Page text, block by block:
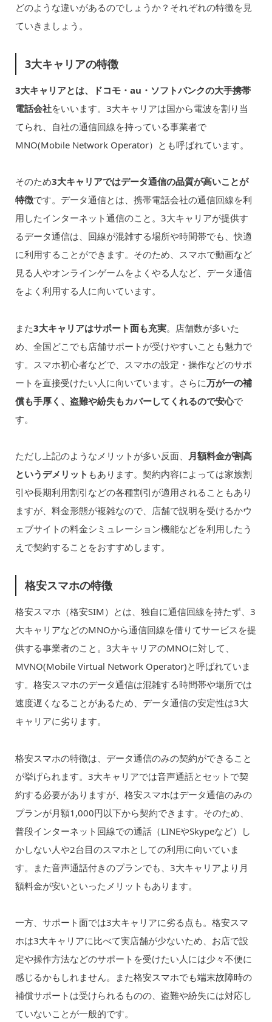
どのような違いがあるのでしょうか？それぞれの特徴を見
ていきましょう。
3大キャリアの特徴
3大キャリアとは、ドコモ・au・ソフトバンクの大手携帯
電話会社をいいます。3大キャリアは国から電波を割り当
てられ、自社の通信回線を持っている事業者で
MNO(Mobile Network Operator）とも呼ばれています。
そのため3大キャリアではデータ通信の品質が高いことが
特徴です。データ通信とは、携帯電話会社の通信回線を利
用したインターネット通信のこと。3大キャリアが提供す
るデータ通信は、回線が混雑する場所や時間帯でも、快適
に利用することができます。そのため、スマホで動画など
見る人やオンラインゲームをよくやる人など、データ通信
をよく利用する人に向いています。
また3大キャリアはサポート面も充実。店舗数が多いた
め、全国どこでも店舗サポートが受けやすいことも魅力で
す。スマホ初心者などで、スマホの設定・操作などのサポ
ートを直接受けたい人に向いています。さらに万が一の補
償も手厚く、盗難や紛失もカバーしてくれるので安心で
す。
ただし上記のようなメリットが多い反面、
月額料金が割高
というデメリット もあります。契約内容によっては家族割
引や長期利用割引などの各種割引が適用されることもあり
ますが、料金形態が複雑なので、店舗で説明を受けるかウ
ェブサイトの料金シミュレーション機能などを利用したう
えで契約することをおすすめします。
格安スマホの特徴
格安スマホ（格安SIM）とは、独自に通信回線を持たず、3
大キャリアなどのMNOから通信回線を借りてサービスを提
供する事業者のこと。3大キャリアのMNOに対して、
MVNO(Mobile Virtual Network Operator)と呼ばれていま
す。格安スマホのデータ通信は混雑する時間帯や場所では
速度遅くなることがあるため、データ通信の安定性は3大
キャリアに劣ります。
格安スマホの特徴は、データ通信のみの契約ができること
が挙げられます。3大キャリアでは音声通話とセットで契
約する必要がありますが、格安スマホはデータ通信のみの
プランが月額1,000円以下から契約できます。そのため、
普段インターネット回線での通話（LINEやSkypeなど）し
かしない人や2台目のスマホとしての利用に向いていま
す。また音声通話付きのプランでも、3大キャリアより月
額料金が安いといったメリットもあります。
一方、サポート面では3大キャリアに劣る点も。格安スマ
ホは3大キャリアに比べて実店舗が少ないため、お店で設
定や操作方法などのサポートを受けたい人には少々不便に
感じるかもしれません。また格安スマホでも端末故障時の
補償サポートは受けられるものの、盗難や紛失には対応し
ていないことが一般的です。